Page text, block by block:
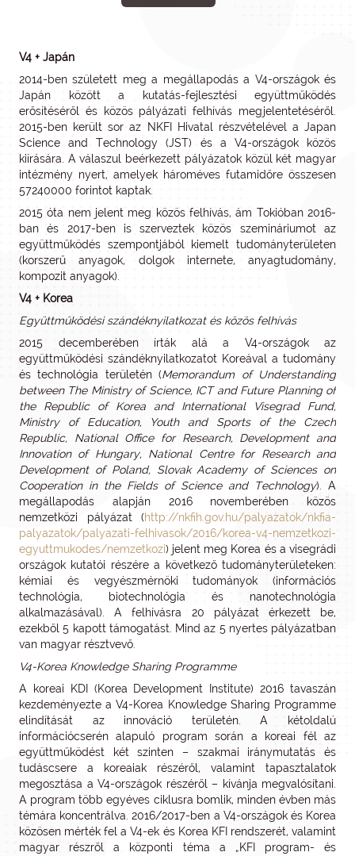
V4 + Japán
2014-ben született meg a megállapodás a V4-országok és
Japán között a kutatás-fejlesztési együttműködés
erősítéséről és közös pályázati felhívás megjelentetéséről.
2015-ben került sor az NKFI Hivatal részvételével a Japan
Science and Technology (JST) és a V4-országok közös
kiírására. A válaszul beérkezett pályázatok közül két magyar
intézmény nyert, amelyek hároméves futamidőre összesen
57240000 forintot kaptak.
2015 óta nem jelent meg közös felhívás, ám Tokióban 2016-
ban és 2017-ben is szerveztek közös szemináriumot az
együttműködés szempontjából kiemelt tudományterületen
(korszerű anyagok, dolgok internete, anyagtudomány,
kompozit anyagok).
V4 + Korea
Együttműködési szándéknyilatkozat és közös felhívás
2015 decemberében írták alá a V4-országok az
együttműködési szándéknyilatkozatot Koreával a tudomány
és technológia területén (Memorandum of Understanding
between The Ministry of Science, ICT and Future Planning of
the Republic of Korea and International Visegrad Fund,
Ministry of Education, Youth and Sports of the Czech
Republic, National Office for Research, Development and
Innovation of Hungary, National Centre for Research and
Development of Poland, Slovak Academy of Sciences on
Cooperation in the Fields of Science and Technology). A
megállapodás alapján 2016 novemberében közös
nemzetközi pályázat (http://nkfih.gov.hu/palyazatok/nkfia-
palyazatok/palyazati-felhivasok/2016/korea-v4-nemzetkozi-
egyuttmukodes/nemzetkozi) jelent meg Korea és a visegrádi
országok kutatói részére a következő tudományterületeken:
kémiai és vegyészmérnöki tudományok (információs
technológia, biotechnológia és nanotechnológia
alkalmazásával). A felhívásra 20 pályázat érkezett be,
ezekből 5 kapott támogatást. Mind az 5 nyertes pályázatban
van magyar résztvevő.
V4-Korea Knowledge Sharing Programme
A koreai KDI (Korea Development Institute) 2016 tavaszán
kezdeményezte a V4-Korea Knowledge Sharing Programme
elindítását az innováció területén. A kétoldalú
információcserén alapuló program során a koreai fél az
együttműködést két szinten – szakmai iránymutatás és
tudáscsere a koreaiak részéről, valamint tapasztalatok
megosztása a V4-országok részéről – kívánja megvalósítani.
A program több egyéves ciklusra bomlik, minden évben más
témára koncentrálva. 2016/2017-ben a V4-országok és Korea
közösen mérték fel a V4-ek és Korea KFI rendszerét, valamint
magyar részről a központi téma a „KFI program- és